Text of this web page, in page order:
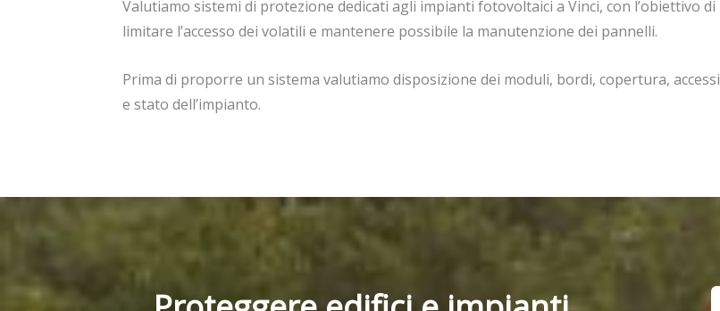
Valutiamo sistemi di protezione dedicati agli impianti fotovoltaici a Vinci, con l’obiettivo di
limitare l’accesso dei volatili e mantenere possibile la manutenzione dei pannelli.
Prima di proporre un sistema valutiamo disposizione dei moduli, bordi, copertura, accessi
e stato dell’impianto.